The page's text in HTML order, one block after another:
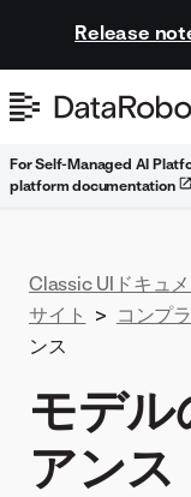
Release
For Self-Managed AI
platform documentation
Classic UIドキュメ
サイト > コンプ
ンス
モデル
アンス